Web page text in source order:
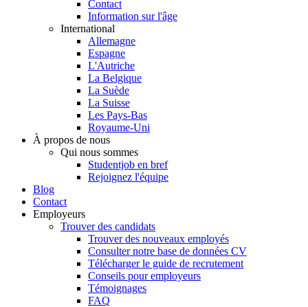
Contact
Information sur l'âge
International
Allemagne
Espagne
L'Autriche
La Belgique
La Suède
La Suisse
Les Pays-Bas
Royaume-Uni
À propos de nous
Qui nous sommes
Studentjob en bref
Rejoignez l'équipe
Blog
Contact
Employeurs
Trouver des candidats
Trouver des nouveaux employés
Consulter notre base de données CV
Télécharger le guide de recrutement
Conseils pour employeurs
Témoignages
FAQ